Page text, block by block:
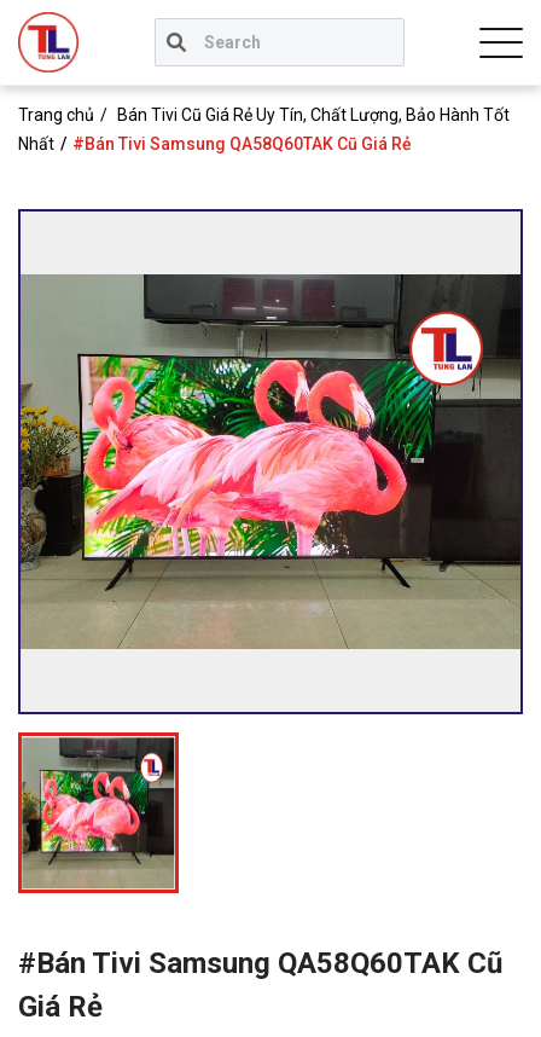
Trang chủ
Bán Tivi Cũ Giá Rẻ Uy Tín, Chất Lượng, Bảo Hành Tốt
Nhất
#Bán Tivi Samsung QA58Q60TAK Cũ Giá Rẻ
#Bán Tivi Samsung QA58Q60TAK Cũ
Giá Rẻ